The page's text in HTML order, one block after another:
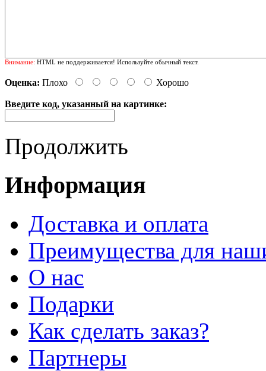
Внимание: HTML не поддерживается! Используйте обычный текст.
Оценка: Плохо Хорошо
Введите код, указанный на картинке:
Продолжить
Информация
Доставка и оплата
Преимущества для
О нас
Подарки
Как сделать заказ?
Партнеры